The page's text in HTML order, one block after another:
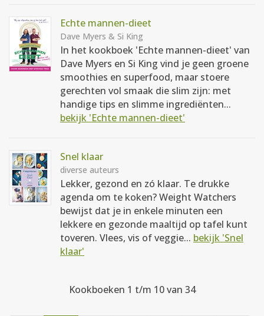
Echte mannen-dieet
Dave Myers & Si King
In het kookboek 'Echte mannen-dieet' van
Dave Myers en Si King vind je geen groene
smoothies en superfood, maar stoere
gerechten vol smaak die slim zijn: met
handige tips en slimme ingrediënten...
bekijk 'Echte mannen-dieet'
Snel klaar
diverse auteurs
Lekker, gezond en zó klaar. Te drukke
agenda om te koken? Weight Watchers
bewijst dat je in enkele minuten een
lekkere en gezonde maaltijd op tafel kunt
toveren. Vlees, vis of veggie... bekijk 'Snel
klaar'
Kookboeken 1 t/m 10 van 34